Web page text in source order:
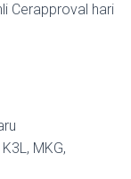
Cerapproval hari
MKG,